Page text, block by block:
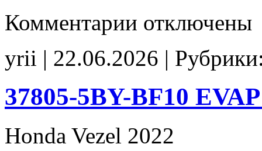
Комментарии записи
E2
IMMO_off
отключены
yrii | 22.06.2026 |
37805-5BY-BF10
Honda Vezel 2022